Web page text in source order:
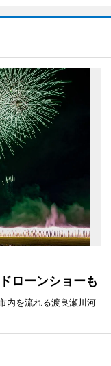
ローンショーも
内を流れる渡良瀬川河